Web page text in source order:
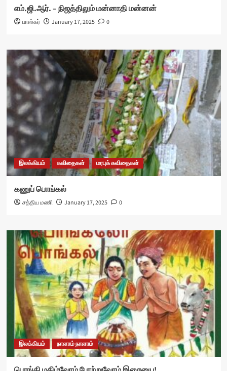
எம்.ஜி.ஆர். – நிஜத்திலும் மன்னாதி மன்னன்
பாஸ்கர் January 17, 2025 0
இலக்கியம் கவிதைகள் மரபுக் கவிதைகள்
கணுப் பொங்கல்
சத்திய மணி January 17, 2025 0
இலக்கியம் நாளாம் நாளாம்